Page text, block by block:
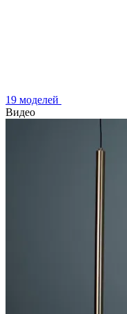
19 моделей
Видео